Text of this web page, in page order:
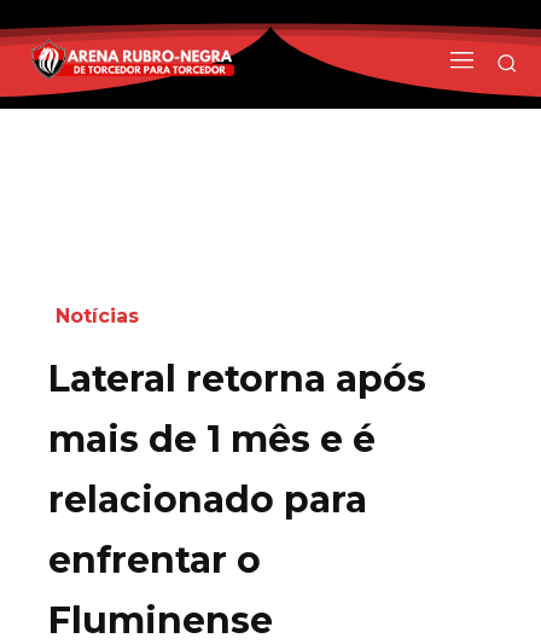
Notícias
Lateral retorna após
mais de 1 mês e é
relacionado para
enfrentar o
Fluminense